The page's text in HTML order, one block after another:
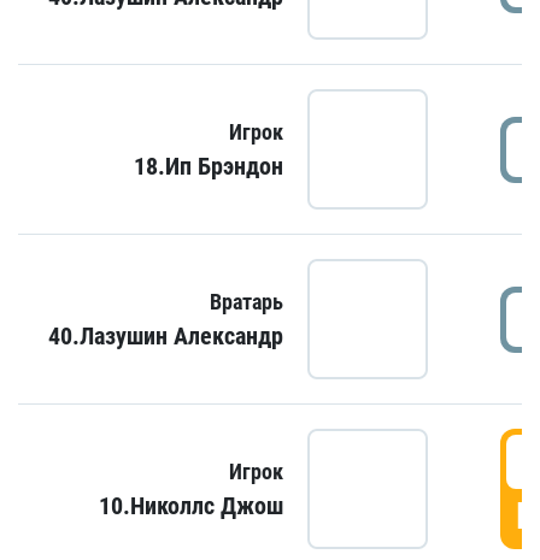
Игрок
18.Ип Брэндон
Вратарь
40.Лазушин Александр
Игрок
10.Николлс Джош